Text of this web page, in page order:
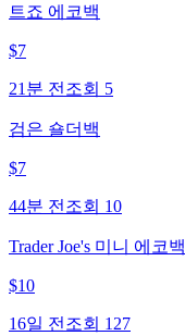
트죠 에코백
$7
21분 전 조회 5
검은 숄더백
$7
44분 전 조회 10
Trader Joe's 미니 에코백
$10
16일 전 조회 127